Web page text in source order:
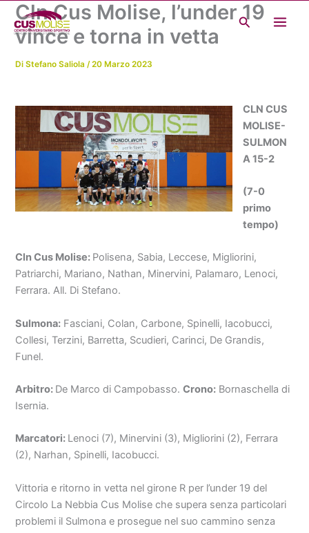
contenuto
Cerca
Cln Cus Molise, l’under 19
vince e torna in vetta
DiStefano Saliola/20 Marzo 2023
CLN CUS
MOLISE-
SULMON
A 15-2
(7-0
primo
tempo)
Cln Cus Molise: Polisena, Sabia, Leccese, Migliorini,
Patriarchi, Mariano, Nathan, Minervini, Palamaro, Lenoci,
Ferrara. All. Di Stefano.
Sulmona: Fasciani, Colan, Carbone, Spinelli, Iacobucci,
Collesi, Terzini, Barretta, Scudieri, Carinci, De Grandis,
Funel.
Arbitro: De Marco di Campobasso.Crono: Bornaschella di
Isernia.
Marcatori: Lenoci (7), Minervini (3), Migliorini (2), Ferrara
(2), Narhan, Spinelli, Iacobucci.
Vittoria e ritorno in vetta nel girone R per l’under 19 del
Circolo La Nebbia Cus Molise che supera senza particolari
problemi il Sulmona e prosegue nel suo cammino senza